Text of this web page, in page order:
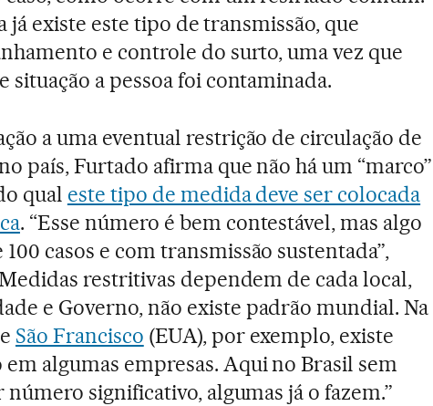
já existe este tipo de transmissão, que
e controle do surto, uma vez que
situação a pessoa foi contaminada.
a uma eventual restrição de circulação de
país, Furtado afirma que não há um “marco”
qual este tipo de medida deve ser colocada
. “Esse número é bem contestável, mas algo
100 casos e com transmissão sustentada”,
restritivas dependem de cada local,
e Governo, não existe padrão mundial. Na
São Francisco (EUA), por exemplo, existe
algumas empresas. Aqui no Brasil sem
número significativo, algumas já o fazem.”